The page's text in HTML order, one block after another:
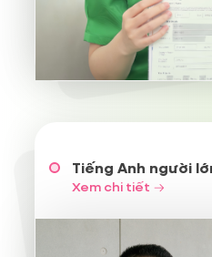
Tiếng Anh người
Xem chi tiết